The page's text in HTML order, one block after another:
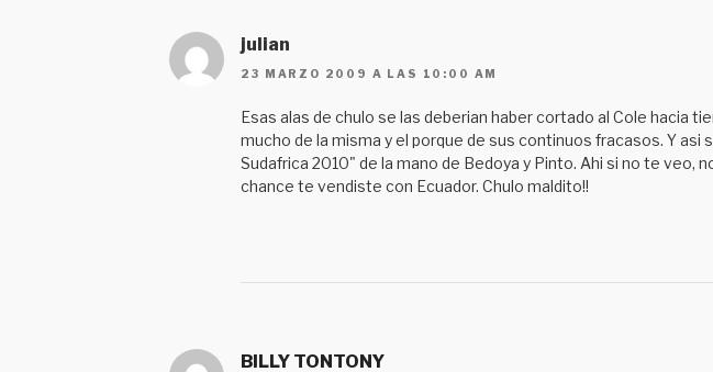
julian
23 MARZO 2009 A LAS 10:00 AM
Esas alas de chulo se las deberian haber cortado al Cole hacia
mucho de la misma y el porque de sus continuos fracasos. Y
Sudafrica 2010" de la mano de Bedoya y Pinto. Ahi si no te
chance te vendiste con Ecuador. Chulo maldito!!
BILLY TONTONY